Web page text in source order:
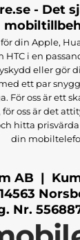
- Det
din Apple,
HTC i en
eller gör
ett par
För oss är ett
oss är det
hitta
din
AB |
14563
Nr.